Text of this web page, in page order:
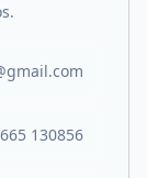
130856